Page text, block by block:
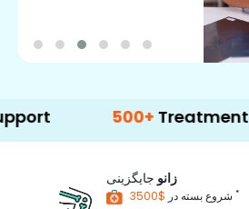
500+ Treatment Options
زانو جایگزینی
شروع بسته در *